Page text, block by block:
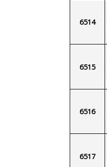
6514
6515
6516
6517